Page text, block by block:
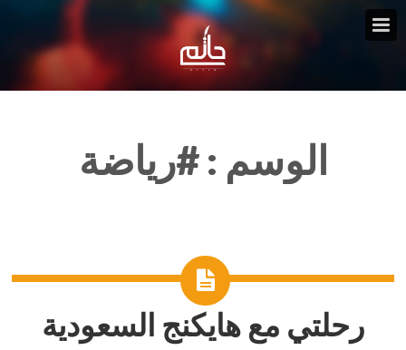
الوسم :#رياضة
رحلتي مع هايكنج السعودية